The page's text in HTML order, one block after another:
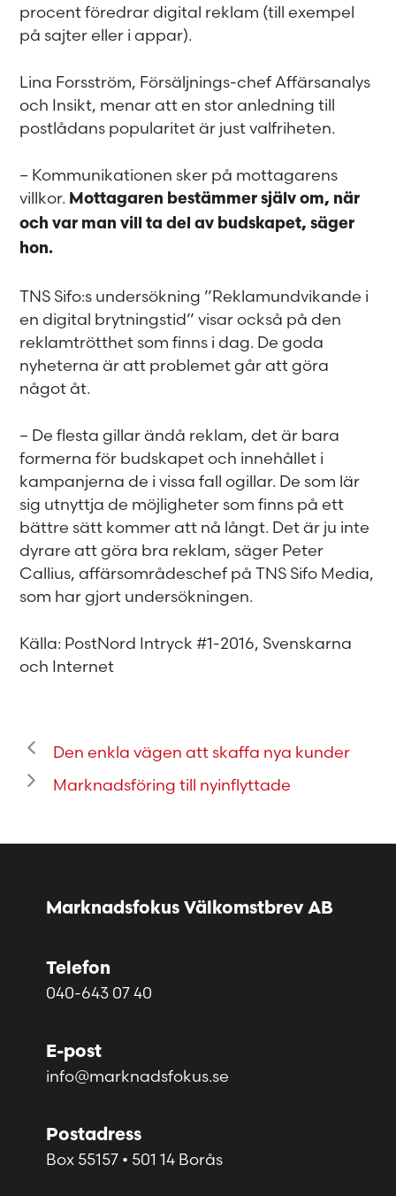
procent föredrar digital reklam (till exempel
på sajter eller i appar).
Lina Forsström, Försäljnings-chef Affärsanalys
och Insikt, menar att en stor anledning till
postlådans popularitet är just valfriheten.
– Kommunikationen sker på mottagarens
villkor. Mottagaren bestämmer själv om, när
och var man vill ta del av budskapet, säger
hon.
TNS Sifo:s undersökning ”Reklamundvikande i
en digital brytningstid” visar också på den
reklamtrötthet som finns i dag. De goda
nyheterna är att problemet går att göra
något åt.
– De flesta gillar ändå reklam, det är bara
formerna för budskapet och innehållet i
kampanjerna de i vissa fall ogillar. De som lär
sig utnyttja de möjligheter som finns på ett
bättre sätt kommer att nå långt. Det är ju inte
dyrare att göra bra reklam, säger Peter
Callius, affärsområdeschef på TNS Sifo Media,
som har gjort undersökningen.
Källa: PostNord Intryck #1-2016, Svenskarna
och Internet
Den enkla vägen att skaffa nya kunder
Marknadsföring till nyinflyttade
Marknadsfokus Välkomstbrev AB
Telefon
040-643 07 40
E-post
info@marknadsfokus.se
Postadress
Box 55157 • 501 14 Borås